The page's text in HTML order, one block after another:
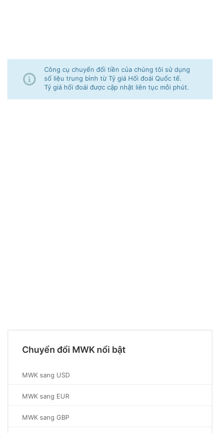
Công cụ chuyển đổi tiền của chúng tôi sử dụng
số liệu trung bình từ Tỷ giá Hối đoái Quốc tế.
Tỷ giá hối đoái được cập nhật liên tục mỗi phút.
Chuyển đổi MWK nổi bật
MWK sang USD
MWK sang EUR
MWK sang GBP